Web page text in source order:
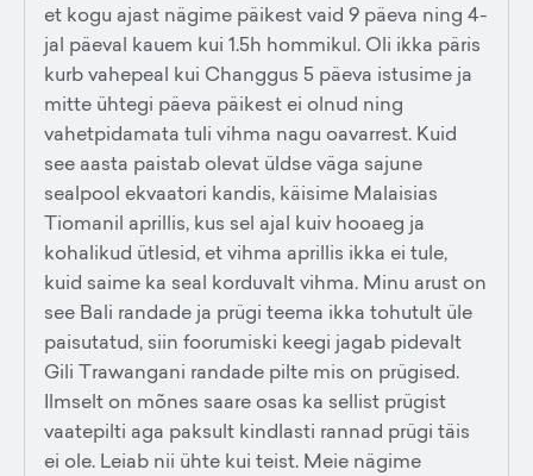
et kogu ajast nägime päikest vaid 9 päeva ning 4-
jal päeval kauem kui 1.5h hommikul. Oli ikka päris
kurb vahepeal kui Changgus 5 päeva istusime ja
mitte ühtegi päeva päikest ei olnud ning
vahetpidamata tuli vihma nagu oavarrest. Kuid
see aasta paistab olevat üldse väga sajune
sealpool ekvaatori kandis, käisime Malaisias
Tiomanil aprillis, kus sel ajal kuiv hooaeg ja
kohalikud ütlesid, et vihma aprillis ikka ei tule,
kuid saime ka seal korduvalt vihma. Minu arust on
see Bali randade ja prügi teema ikka tohutult üle
paisutatud, siin foorumiski keegi jagab pidevalt
Gili Trawangani randade pilte mis on prügised.
Ilmselt on mõnes saare osas ka sellist prügist
vaatepilti aga paksult kindlasti rannad prügi täis
ei ole. Leiab nii ühte kui teist. Meie nägime